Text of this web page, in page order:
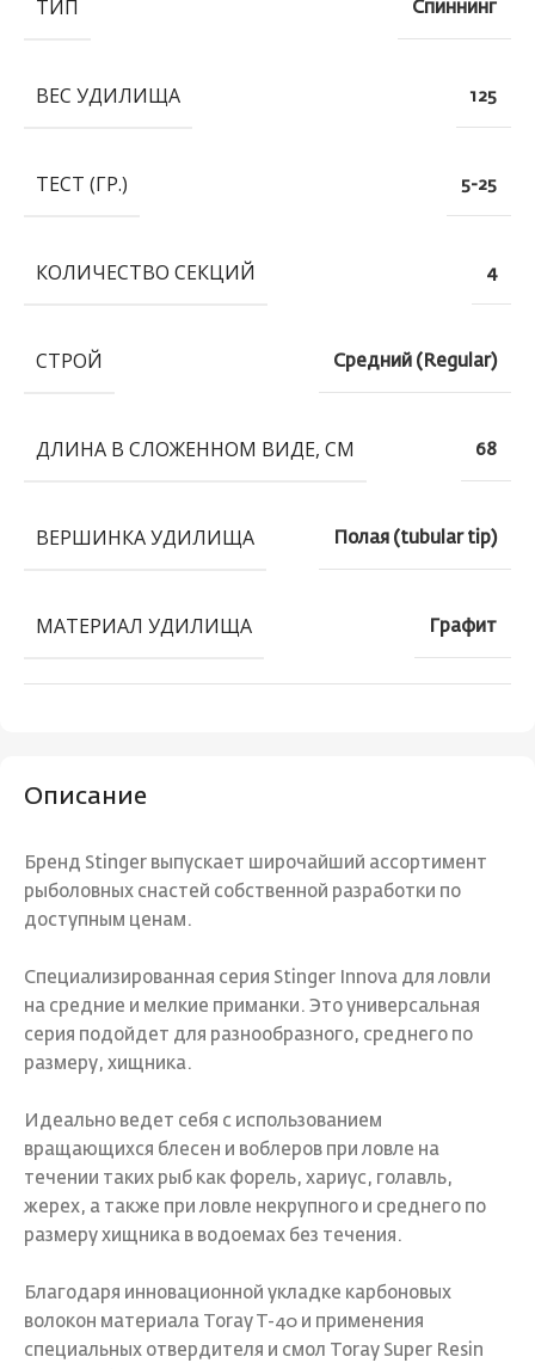
Описание
Бренд Stinger выпускает широчайший ассортимент
рыболовных снастей собственной разработки по
доступным ценам.
Специализированная серия Stinger Innova для ловли
на средние и мелкие приманки. Это универсальная
серия подойдет для разнообразного, среднего по
размеру, хищника.
Идеально ведет себя с использованием
вращающихся блесен и воблеров при ловле на
течении таких рыб как форель, хариус, голавль,
жерех, а также при ловле некрупного и среднего по
размеру хищника в водоемах без течения.
Благодаря инновационной укладке карбоновых
волокон материала Toray T-40 и применения
специальных отвердителя и смол Toray Super Resin
ТИП Спиннинг
ВЕС УДИЛИЩА 125
ТЕСТ (ГР.) 5-25
КОЛИЧЕСТВО СЕКЦИЙ 4
СТРОЙ Средний (Regular)
ДЛИНА В СЛОЖЕННОМ ВИДЕ, СМ 68
ВЕРШИНКА УДИЛИЩА Полая (tubular tip)
МАТЕРИАЛ УДИЛИЩА Графит